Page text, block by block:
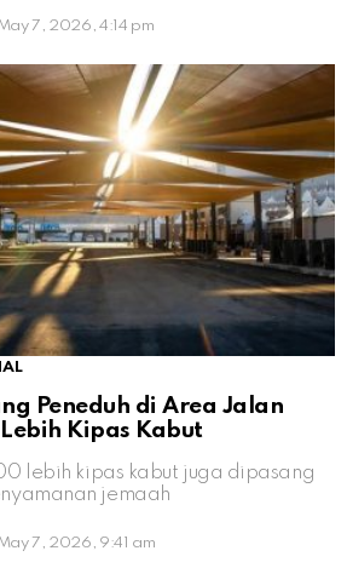
7, 2026, 4:14 pm
Peneduh di Area Jalan
Kipas Kabut
lebih kipas kabut juga dipasang
jemaah
7, 2026, 9:41 am